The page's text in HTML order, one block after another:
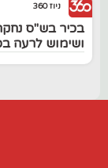
ניוז 360
בכיר בש"ס
ושימוש לרעה